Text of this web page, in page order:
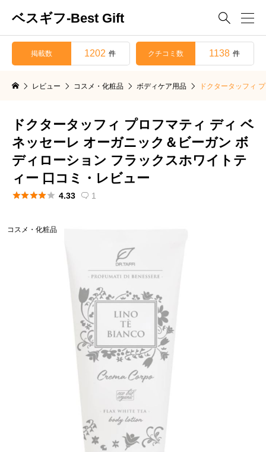
ベスギフ-Best Gift 
掲載数 1202 件 クチコミ数 1138 件
レビュー コスメ・化粧品 ボディケア用品 ドクタータッフィ
ドクタータッフィ プロフマティ ディ ベ
ネッセーレ オーガニック＆ビーガン ボ
ディローション フラックスホワイトテ
ィー 口コミ・レビュー
 4.33  1
コスメ・化粧品